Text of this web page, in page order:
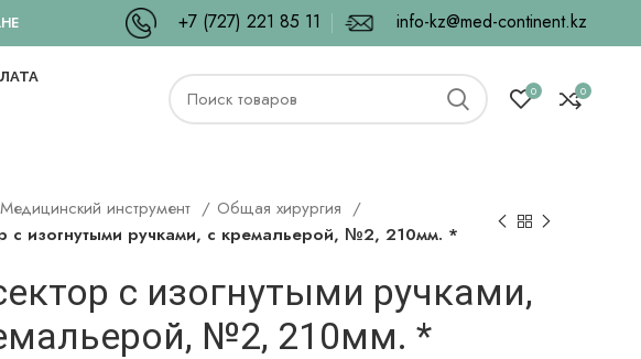
+7 (727) 221 85 11 info-kz@med-continent.kz
0 0
Медицинский инструмент
Общая хирургия
с изогнутыми ручками, с кремальерой, №2, 210мм. *
с изогнутыми ручками,
№2, 210мм. *